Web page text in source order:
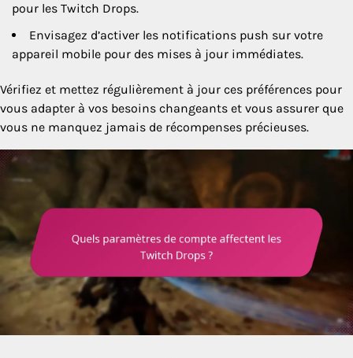
pour les Twitch Drops.
Envisagez d’activer les notifications push sur votre
appareil mobile pour des mises à jour immédiates.
Vérifiez et mettez régulièrement à jour ces préférences pour
vous adapter à vos besoins changeants et vous assurer que
vous ne manquez jamais de récompenses précieuses.